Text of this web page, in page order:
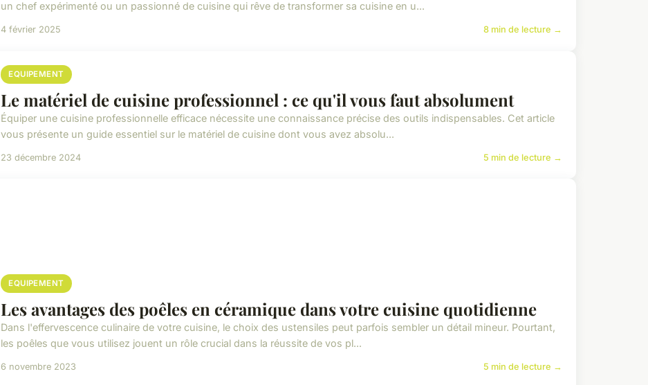
un chef expérimenté ou un passionné de cuisine qui rêve de transformer sa cuisine en u...
4 février 2025 8 min de lecture →
EQUIPEMENT
Le matériel de cuisine professionnel : ce qu'il vous faut absolument
Équiper une cuisine professionnelle efficace nécessite une connaissance précise des outils indispensables. Cet article
vous présente un guide essentiel sur le matériel de cuisine dont vous avez absolu...
23 décembre 2024 5 min de lecture →
EQUIPEMENT
Les avantages des poêles en céramique dans votre cuisine quotidienne
Dans l'effervescence culinaire de votre cuisine, le choix des ustensiles peut parfois sembler un détail mineur. Pourtant,
les poêles que vous utilisez jouent un rôle crucial dans la réussite de vos pl...
6 novembre 2023 5 min de lecture →